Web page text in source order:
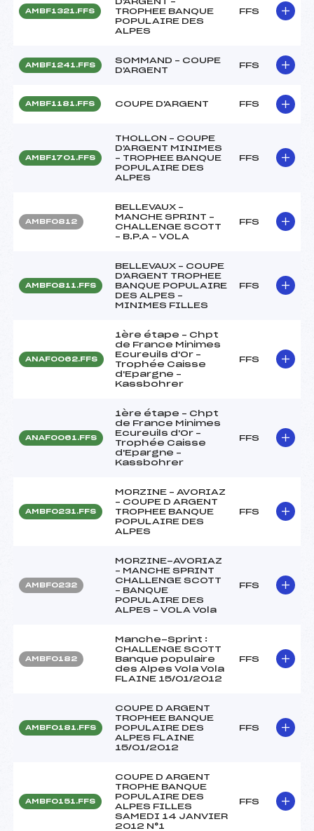
AMBF1321.FFS
TROPHEE BANQUE
POPULAIRE DES
ALPES
FFS
AMBF1241.FFS
SOMMAND – COUPE
D'ARGENT
FFS
AMBF1181.FFS COUPE D'ARGENT FFS
AMBF1701.FFS
THOLLON – COUPE
D'ARGENT MINIMES
– TROPHEE BANQUE
POPULAIRE DES
ALPES
FFS
AMBF0812
BELLEVAUX –
MANCHE SPRINT –
CHALLENGE SCOTT
– B.P.A – VOLA
FFS
AMBF0811.FFS
BELLEVAUX – COUPE
D'ARGENT TROPHEE
BANQUE POPULAIRE
DES ALPES –
MINIMES FILLES
FFS
ANAF0062.FFS
1ère étape – Chpt
de France Minimes
Ecureuils d'Or –
Trophée Caisse
d'Epargne –
Kassbohrer
FFS
ANAF0061.FFS
1ère étape – Chpt
de France Minimes
Ecureuils d'Or –
Trophée Caisse
d'Epargne –
Kassbohrer
FFS
AMBF0231.FFS
MORZINE – AVORIAZ
– COUPE D ARGENT
TROPHEE BANQUE
POPULAIRE DES
ALPES
FFS
AMBF0232
MORZINE-AVORIAZ
– MANCHE SPRINT
CHALLENGE SCOTT
– BANQUE
POPULAIRE DES
ALPES – VOLA Vola
FFS
AMBF0182
Manche-Sprint :
CHALLENGE SCOTT
Banque populaire
des Alpes Vola Vola
FLAINE 15/01/2012
FFS
AMBF0181.FFS
COUPE D ARGENT
TROPHEE BANQUE
POPULAIRE DES
ALPES FLAINE
15/01/2012
FFS
AMBF0151.FFS
COUPE D ARGENT
TROPHE BANQUE
POPULAIRE DES
ALPES FILLES
SAMEDI 14 JANVIER
2012 N°1
FFS